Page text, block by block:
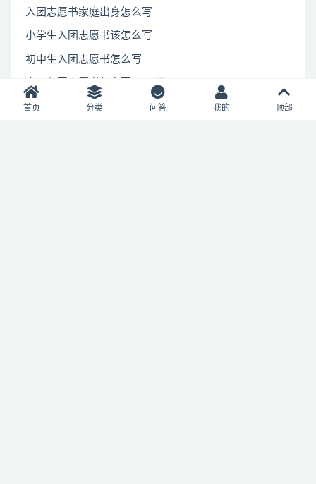
入团志愿书家庭出身怎么写
小学生入团志愿书该怎么写
初中生入团志愿书怎么写
高一入团志愿书怎么写1000字
公司春节文艺晚会主持词2018
首页 分类 问答 我的 顶部